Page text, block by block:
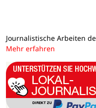
Journalistische Arbeiten
Mehr erfahren